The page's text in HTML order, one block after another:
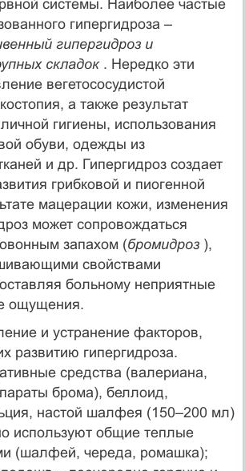
системы. Наиболее частые
гипергидроза –
гипергидроз и
складок. Нередко эти
вегетососудистой
а также результат
гигиены, использования
обуви, одежды из
и др. Гипергидроз создает
грибковой и пиогенной
мацерации кожи, изменения
может сопровождаться
запахом (бромидроз),
свойствами
больному неприятные
ощущения.
и устранение факторов,
развитию гипергидроза.
средства (валериана,
брома), беллоид,
настой шалфея (150–200 мл)
используют общие теплые
(шалфей, череда, ромашка);